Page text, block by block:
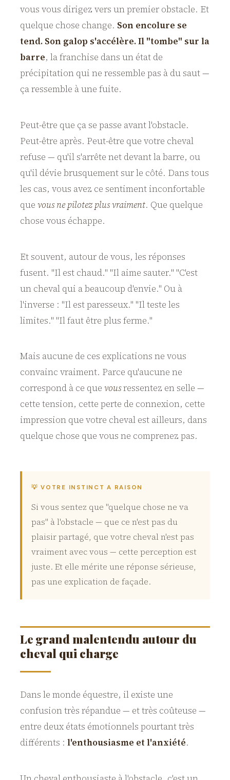
vous vous dirigez vers un premier obstacle. Et
quelque chose change. Son encolure se
tend. Son galop s'accélère. Il "tombe" sur la
barre, la franchise dans un état de
précipitation qui ne ressemble pas à du saut —
ça ressemble à une fuite.
Peut-être que ça se passe avant l'obstacle.
Peut-être après. Peut-être que votre cheval
refuse — qu'il s'arrête net devant la barre, ou
qu'il dévie brusquement sur le côté. Dans tous
les cas, vous avez ce sentiment inconfortable
que vous ne pilotez plus vraiment. Que quelque
chose vous échappe.
Et souvent, autour de vous, les réponses
fusent. "Il est chaud." "Il aime sauter." "C'est
un cheval qui a beaucoup d'envie." Ou à
l'inverse : "Il est paresseux." "Il teste les
limites." "Il faut être plus ferme."
Mais aucune de ces explications ne vous
convainc vraiment. Parce qu'aucune ne
correspond à ce que vousressentez en selle —
cette tension, cette perte de connexion, cette
impression que votre cheval est ailleurs, dans
quelque chose que vous ne comprenez pas.
💡 VOTRE INSTINCT A RAISON
Si vous sentez que "quelque chose ne va
pas" à l'obstacle — que ce n'est pas du
plaisir partagé, que votre cheval n'est pas
vraiment avec vous — cette perception est
juste. Et elle mérite une réponse sérieuse,
pas une explication de façade.
Le grand malentendu autour du
cheval qui charge
Dans le monde équestre, il existe une
confusion très répandue — et très coûteuse —
entre deux états émotionnels pourtant très
différents : l'enthousiasme et l'anxiété.